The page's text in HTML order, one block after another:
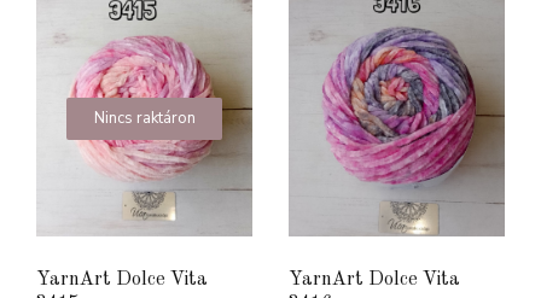
Nincs raktáron
YarnArt Dolce Vita
YarnArt Dolce Vita